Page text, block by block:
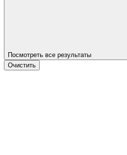
Посмотреть все результаты
Очистить